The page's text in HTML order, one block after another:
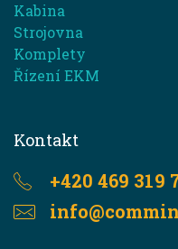
Kabina
Strojovna
Komplety
Řízení EKM
Kontakt
+420 469 319